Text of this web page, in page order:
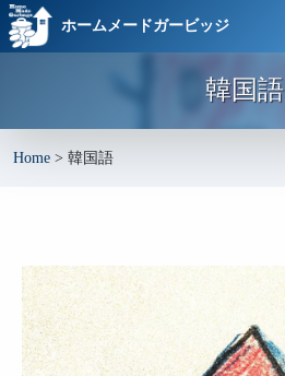
ホームメードガービッジ
韓国語
Home > 韓国語